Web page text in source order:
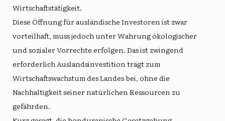
Wirtschaftstätigkeit.
Diese Öffnung für ausländische Investoren ist zwar
vorteilhaft, muss jedoch unter Wahrung ökologischer
und sozialer Vorrechte erfolgen. Das ist zwingend
erforderlich Auslandsinvestition trägt zum
Wirtschaftswachstum des Landes bei, ohne die
Nachhaltigkeit seiner natürlichen Ressourcen zu
gefährden.